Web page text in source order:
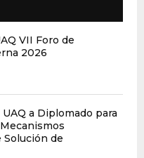
VII Foro de
2026
a Diplomado para
de